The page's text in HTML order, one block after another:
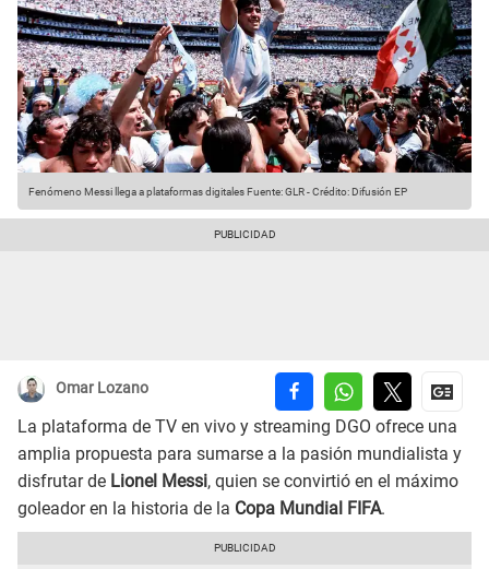
Fenómeno Messi llega a plataformas digitalesFuente: GLR-Crédito: Difusión EP
Omar Lozano
La plataforma de TV en vivo y streaming DGO ofrece una
amplia propuesta para sumarse a la pasión mundialista y
disfrutar de Lionel Messi, quien se convirtió en el máximo
goleador en la historia de la Copa Mundial FIFA.